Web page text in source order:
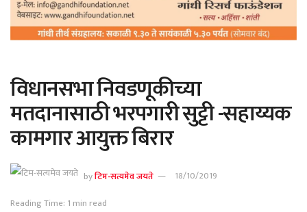
विधानसभा निवडणूकीच्या
मतदानासाठी भरपगारी सुट्टी -सहाय्यक
कामगार आयुक्त बिरार
byटिम-सत्यमेव जयते
18/10/2019
Reading Time: 1 min read